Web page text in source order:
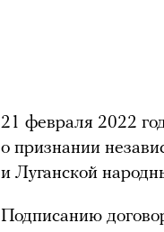
21 февраля 2022
о признании
и Луганской
Подписанию